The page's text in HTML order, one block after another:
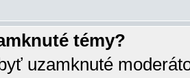
témy?
uzamknuté